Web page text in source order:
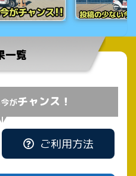
一覧
がチャンス！
ご利用方法